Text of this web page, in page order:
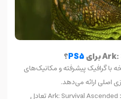
؟
با گرافیک پیشرفته و مکانیک‌های
اصلی ارائه می‌دهد.
Ark: Survival Ascended تعادل